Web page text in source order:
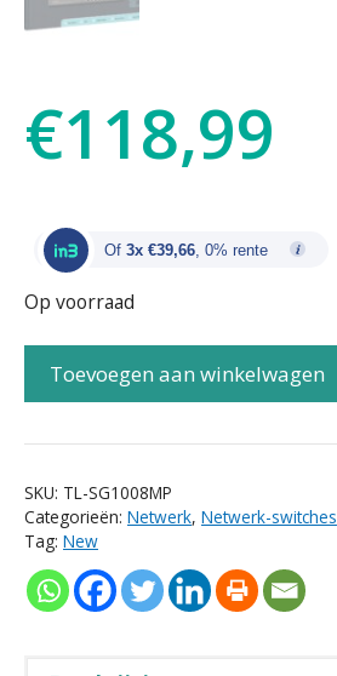
€118,99
Of 3x €39,66, 0% rente
Op voorraad
Toevoegen aan winkelwagen
SKU: TL-SG1008MP
Categorieën: Netwerk, Netwerk-switches
Tag: New